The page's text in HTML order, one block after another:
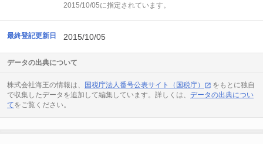
2015/10/05に指定されています。
最終登記更新日 2015/10/05
データの出典について
株式会社海王の情報は、 国税庁法人番号公表サイト（国税庁）
をもとに独自
で収集したデータを追加して編集しています。詳しくは、 データの出典につい
てをご覧ください。